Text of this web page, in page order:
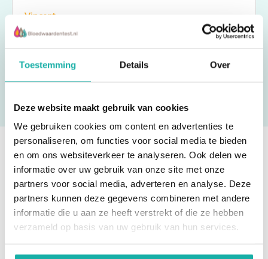
Toestemming Details Over
Deze website maakt gebruik van cookies
We gebruiken cookies om content en advertenties te
personaliseren, om functies voor social media te bieden
en om ons websiteverkeer te analyseren. Ook delen we
informatie over uw gebruik van onze site met onze
partners voor social media, adverteren en analyse. Deze
partners kunnen deze gegevens combineren met andere
informatie die u aan ze heeft verstrekt of die ze hebben
verzameld op basis van uw gebruik van hun services.
Vincent
Ben je eruit? Bestel direct!